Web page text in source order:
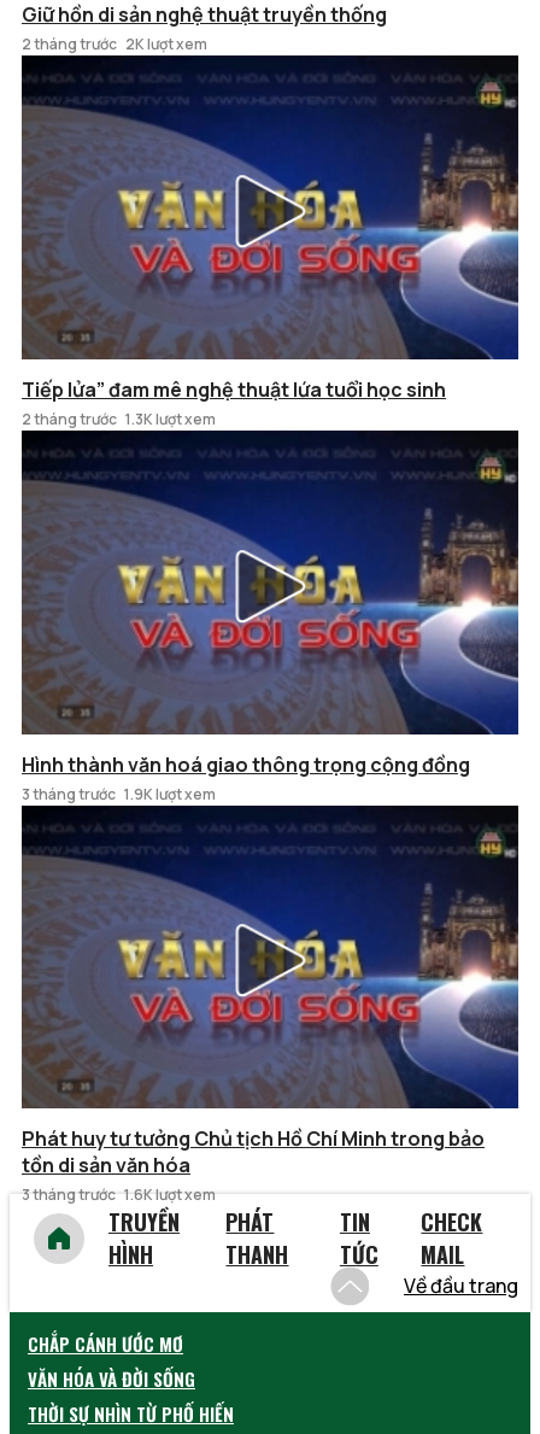
Giữ hồn di sản nghệ thuật truyền thống
2 tháng trước 2K lượt xem
Tiếp lửa” đam mê nghệ thuật lứa tuổi học sinh
2 tháng trước 1.3K lượt xem
Hình thành văn hoá giao thông trọng cộng đồng
3 tháng trước 1.9K lượt xem
Phát huy tư tưởng Chủ tịch Hồ Chí Minh trong bảo
tồn di sản văn hóa
3 tháng trước 1.6K lượt xem
TRUYỀN
HÌNH
PHÁT
THANH
TIN
TỨC
CHECK
MAIL
Về đầu trang
CHẮP CÁNH ƯỚC MƠ
VĂN HÓA VÀ ĐỜI SỐNG
THỜI SỰ NHÌN TỪ PHỐ HIẾN